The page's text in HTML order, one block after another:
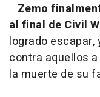
Zemo
al final de Civil
logrado escapar,
contra aquellos
la muerte de su